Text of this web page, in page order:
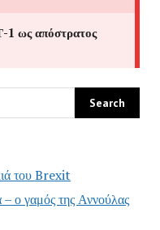
του Brexit
ο γαμός της Αννούλας